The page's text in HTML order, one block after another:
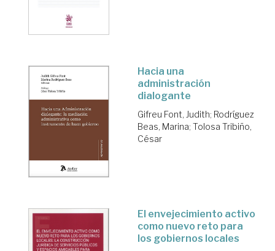
Hacia una
administración
dialogante
Gifreu Font, Judith; Rodríguez
Beas, Marina; Tolosa Tribiño,
César
El envejecimiento activo
como nuevo reto para
los gobiernos locales